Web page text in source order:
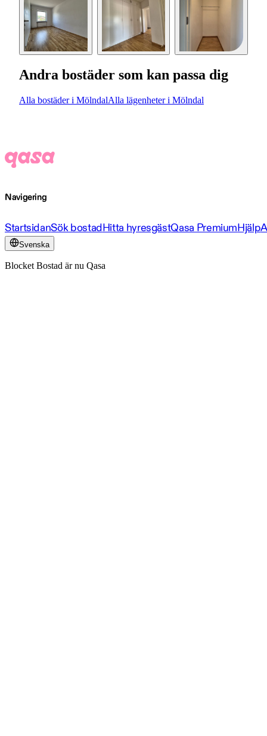
Andra bostäder som kan passa dig
Alla bostäder i MölndalAlla lägenheter i Mölndal
Navigering
StartsidanSök bostadHitta hyresgästQasa PremiumHjälp
Svenska
Blocket Bostad är nu Qasa